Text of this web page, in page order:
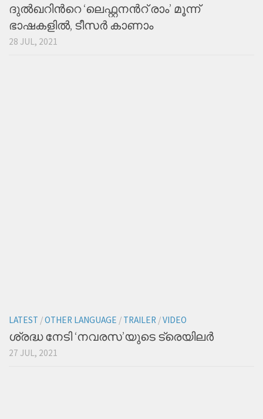
ദുല്‍ഖറിന്‍റെ ‘ലെഫ്റ്റനന്‍റ് രാം’ മൂന്ന്
ഭാഷകളില്‍, ടീസര്‍ കാണാം
28 JUL, 2021
LATEST /OTHER LANGUAGE / TRAILER /VIDEO
ശ്രദ്ധ നേടി ‘നവരസ’യുടെ ട്രെയിലര്‍
27 JUL, 2021